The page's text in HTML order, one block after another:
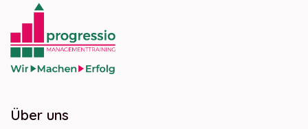
Über uns